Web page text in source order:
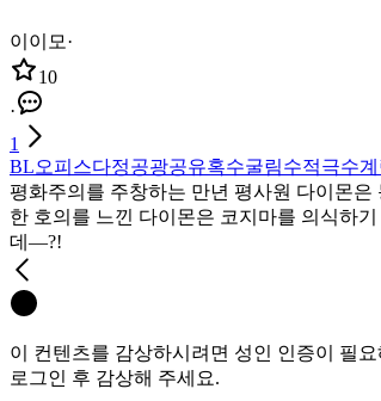
이이모 ·
10
·
1
BL오피스다정공광공유혹수굴림수적극수
평화주의를 주창하는 만년 평사원 다이몬
한 호의를 느낀 다이몬은 코지마를 의식하
데―?!
이 컨텐츠를 감상하시려면 성인 인증이 필요
로그인 후 감상해 주세요.